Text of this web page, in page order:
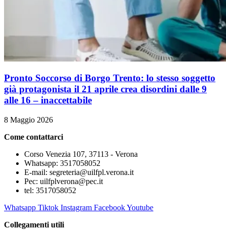
Pronto Soccorso di Borgo Trento: lo stesso soggetto
già protagonista il 21 aprile crea disordini dalle 9
alle 16 – inaccettabile
8 Maggio 2026
Come contattarci
Corso Venezia 107, 37113 - Verona
Whatsapp: 3517058052
E-mail: segreteria@uilfpl.verona.it
Pec: uilfplverona@pec.it
tel: 3517058052
Whatsapp Tiktok Instagram FacebookYoutube
Collegamenti utili